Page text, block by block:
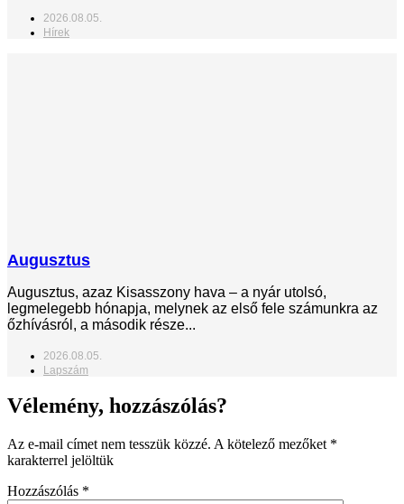
2026.08.05.
Hírek
Augusztus
Augusztus, azaz Kisasszony hava – a nyár utolsó,
legmelegebb hónapja, melynek az első fele számunkra az
őzhívásról, a második része...
2026.08.05.
Lapszám
Vélemény, hozzászólás?
Az e-mail címet nem tesszük közzé. A kötelező mezőket *
karakterrel jelöltük
Hozzászólás *